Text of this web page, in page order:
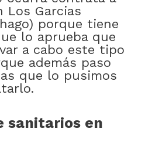
Los Garcias
porque tiene
lo aprueba que
a cabo este tipo
además paso
que lo pusimos
sanitarios en